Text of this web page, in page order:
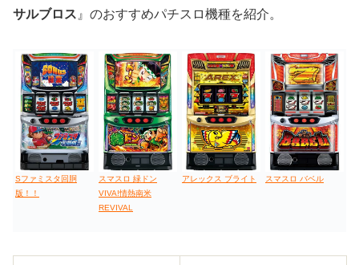
サルブロス 』のおすすめパチスロ機種を紹介。
Sファミスタ回胴
版！！
スマスロ 緑ドン
VIVA!情熱南米
REVIVAL
アレックス ブライト スマスロ バベル